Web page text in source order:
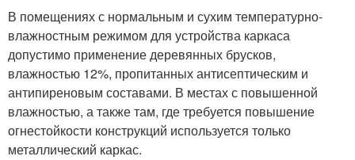
В помещениях с нормальным и сухим температурно-
влажностным режимом для устройства каркаса
допустимо применение деревянных брусков,
влажностью 12%, пропитанных антисептическим и
антипиреновым составами. В местах с повышенной
влажностью, а также там, где требуется повышение
огнестойкости конструкций используется только
металлический каркас.